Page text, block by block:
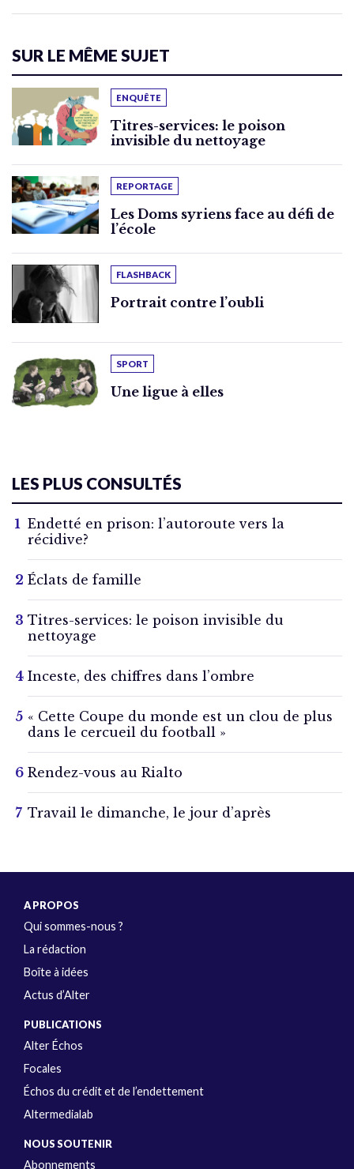
SUR LE MÊME SUJET
ENQUÊTE
Titres-services: le poison
invisible du nettoyage
REPORTAGE
Les Doms syriens face au défi de
l’école
FLASHBACK
Portrait contre l’oubli
SPORT
Une ligue à elles
LES PLUS CONSULTÉS
Endetté en prison: l’autoroute vers la
récidive?
Éclats de famille
Titres-services: le poison invisible du
nettoyage
Inceste, des chiffres dans l’ombre
« Cette Coupe du monde est un clou de plus
dans le cercueil du football »
Rendez-vous au Rialto
Travail le dimanche, le jour d’après
A PROPOS
Qui sommes-nous ?
La rédaction
Boîte à idées
Actus d’Alter
PUBLICATIONS
Alter Échos
Focales
Échos du crédit et de l’endettement
Altermedialab
NOUS SOUTENIR
Abonnements